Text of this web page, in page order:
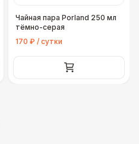
Чайная пара Porland 250 мл
тёмно-серая
170 ₽ / сутки